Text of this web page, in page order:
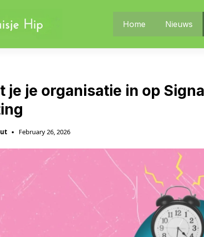
Home Nieuws
je je organisatie in op
February 26, 2026